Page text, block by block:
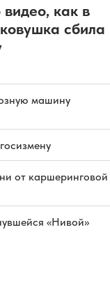
как в
сбила
машину
от каршеринговой
«Нивой»